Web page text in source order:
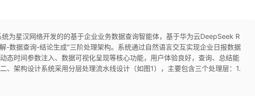
统为星汉网络开发的的基于企业业务数据查询智能体，基于华为云DeepSeek R
-数据查询-结论生成"三阶处理架构。系统通过自然语言交互实现企业日报数据
态时间参数注入、数据可视化呈现等核心功能，用户体验良好，查询、总结能
、架构设计系统采用分层处理流水线设计（如图1），主要包含三个处理层：1.